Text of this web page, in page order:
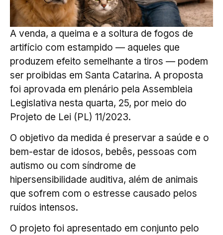
A venda, a queima e a soltura de fogos de
artifício com estampido — aqueles que
produzem efeito semelhante a tiros — podem
ser proibidas em Santa Catarina. A proposta
foi aprovada em plenário pela Assembleia
Legislativa nesta quarta, 25, por meio do
Projeto de Lei (PL) 11/2023.
O objetivo da medida é preservar a saúde e o
bem-estar de idosos, bebês, pessoas com
autismo ou com síndrome de
hipersensibilidade auditiva, além de animais
que sofrem com o estresse causado pelos
ruídos intensos.
O projeto foi apresentado em conjunto pelo